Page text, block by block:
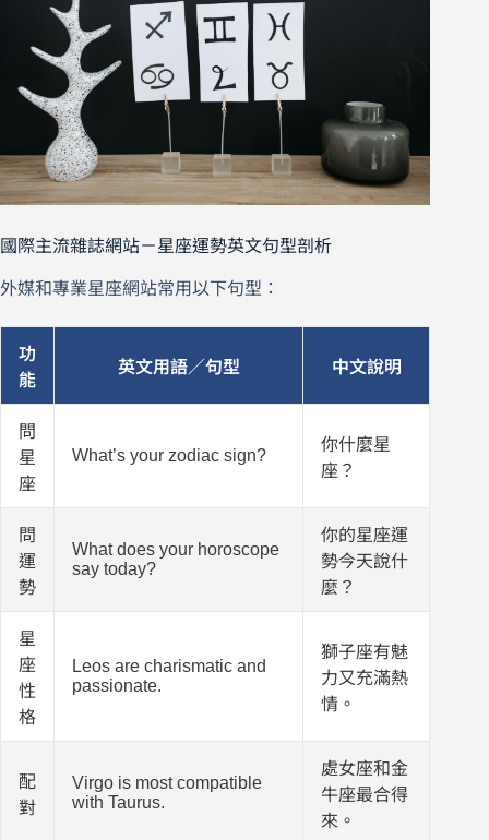
國際主流雜誌網站－星座運勢英文句型剖析
外媒和專業星座網站常用以下句型：
功
能
英文用語／句型 中文說明
問
星
座
What’s your zodiac sign?
你什麼星
座？
問
運
勢
What does your horoscope
say today?
你的星座運
勢今天說什
麼？
星
座
性
格
Leos are charismatic and
passionate.
獅子座有魅
力又充滿熱
情。
配
對
Virgo is most compatible
with Taurus.
處女座和金
牛座最合得
來。